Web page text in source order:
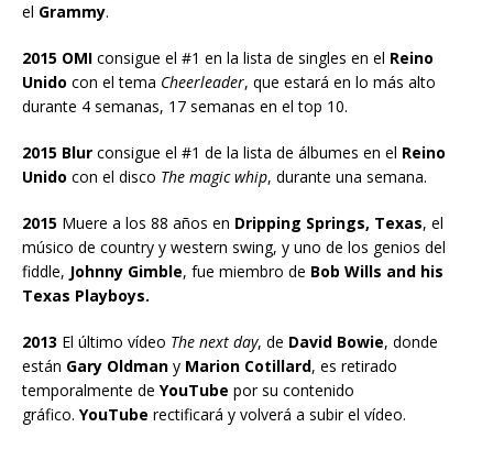
el Grammy.
2015 OMI consigue el #1 en la lista de singles en el Reino
Unido con el tema Cheerleader, que estará en lo más alto
durante 4 semanas, 17 semanas en el top 10.
2015 Blur consigue el #1 de la lista de álbumes en el Reino
Unido con el disco The magic whip, durante una semana.
2015 Muere a los 88 años en Dripping Springs, Texas, el
músico de country y western swing, y uno de los genios del
fiddle, Johnny Gimble, fue miembro de Bob Wills and his
Texas Playboys.
2013 El último vídeo The next day, de David Bowie, donde
están Gary Oldman y Marion Cotillard, es retirado
temporalmente de YouTube por su contenido
gráfico. YouTube rectificará y volverá a subir el vídeo.